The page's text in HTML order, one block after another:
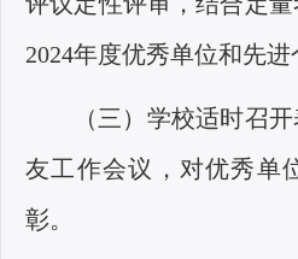
2024年度优秀单位和先进
（三）学校适时召
友工作会议，对优秀单
彰。